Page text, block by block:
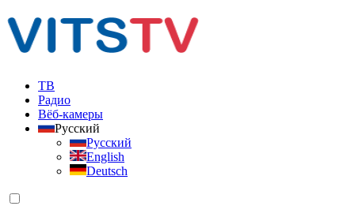
ТВ
Радио
Вёб-камеры
Русский
Русский
English
Deutsch